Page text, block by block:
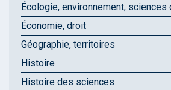
Écologie, environnement, sciences
Économie, droit
Géographie, territoires
Histoire
Histoire des sciences